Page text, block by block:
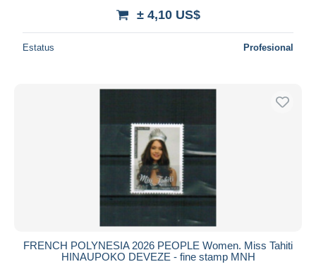
± 4,10 US$
Estatus Profesional
FRENCH POLYNESIA 2026 PEOPLE Women. Miss Tahiti
HINAUPOKO DEVEZE - fine stamp MNH